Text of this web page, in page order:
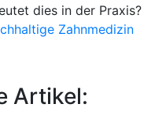
dies in der Praxis?
Zahnmedizin
Artikel: